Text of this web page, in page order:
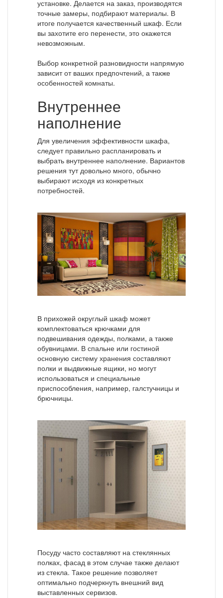
установке. Делается на заказ, производятся
точные замеры, подбирают материалы. В
итоге получается качественный шкаф. Если
вы захотите его перенести, это окажется
невозможным.
Выбор конкретной разновидности напрямую
зависит от ваших предпочтений, а также
особенностей комнаты.
Внутреннее
наполнение
Для увеличения эффективности шкафа,
следует правильно распланировать и
выбрать внутреннее наполнение. Вариантов
решения тут довольно много, обычно
выбирают исходя из конкретных
потребностей.
В прихожей округлый шкаф может
комплектоваться крючками для
подвешивания одежды, полками, а также
обувницами. В спальне или гостиной
основную систему хранения составляют
полки и выдвижные ящики, но могут
использоваться и специальные
приспособления, например, галстучницы и
брючницы.
Посуду часто составляют на стеклянных
полках, фасад в этом случае также делают
из стекла. Такое решение позволяет
оптимально подчеркнуть внешний вид
выставленных сервизов.